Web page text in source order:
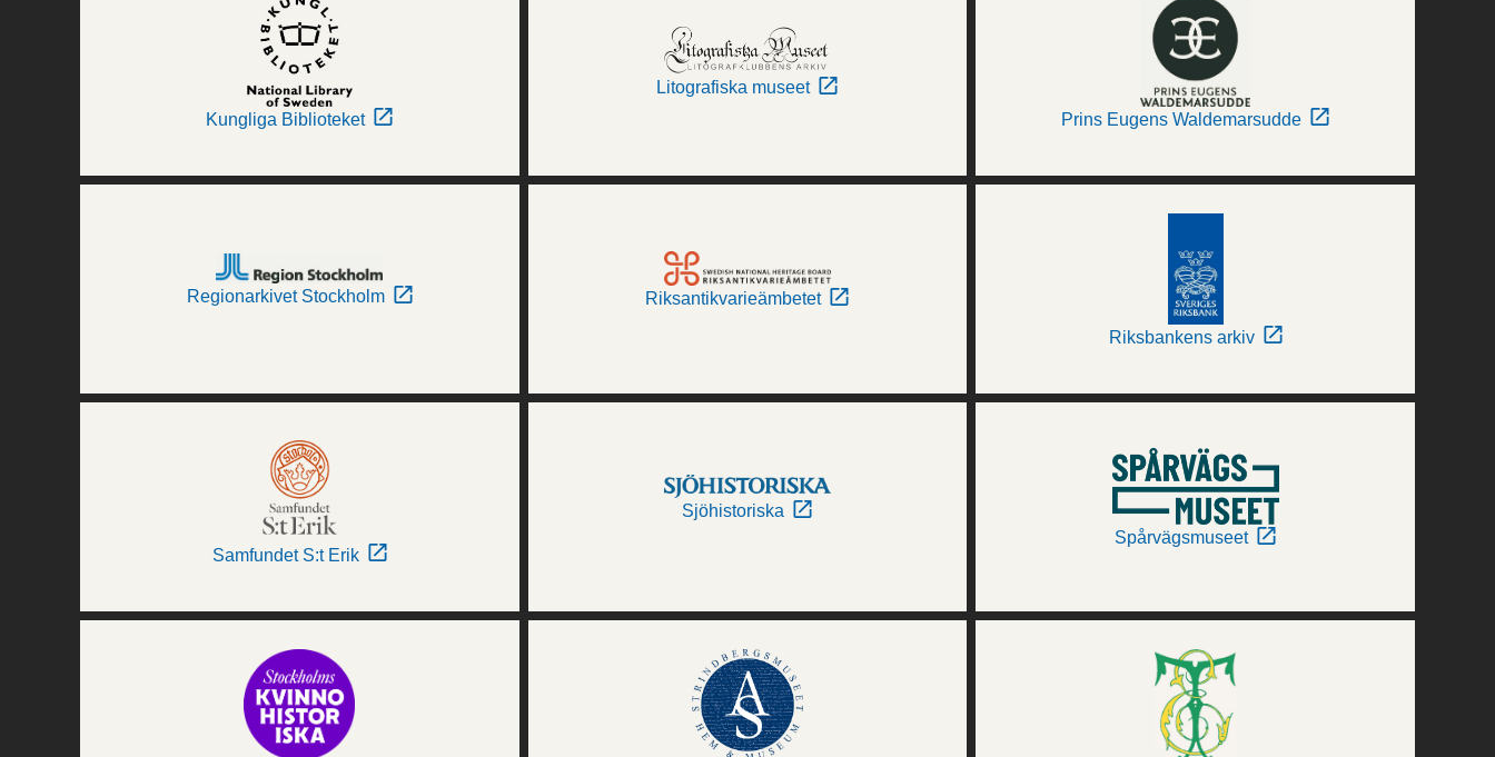
Kungliga Biblioteket
Litografiska museet
Prins Eugens Waldemarsudde
Regionarkivet Stockholm Riksantikvarieämbetet
Riksbankens arkiv
Samfundet S:t Erik
Sjöhistoriska
Spårvägsmuseet